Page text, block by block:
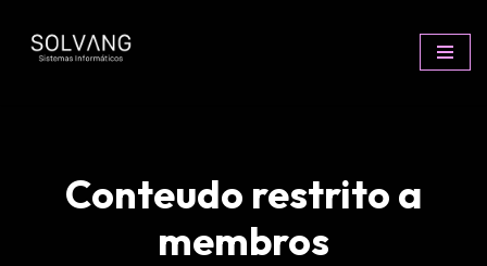
Avançar
Conteudo restrito a
membros